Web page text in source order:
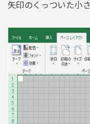
矢印のくっついた小